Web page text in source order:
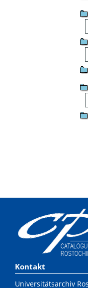
Kontakt
Universitätsarchiv